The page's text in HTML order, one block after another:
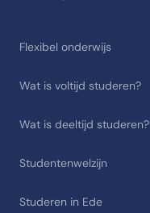
Flexibel onderwijs
Wat is voltijd studeren?
Wat is deeltijd studeren?
Studentenwelzijn
Studeren in Ede